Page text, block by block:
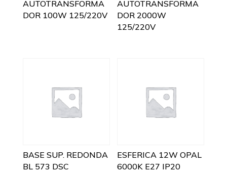
AUTOTRANSFORMA
DOR 100W 125/220V
AUTOTRANSFORMA
DOR 2000W
125/220V
BASE SUP. REDONDA
BL 573 DSC
ESFERICA 12W OPAL
6000K E27 IP20